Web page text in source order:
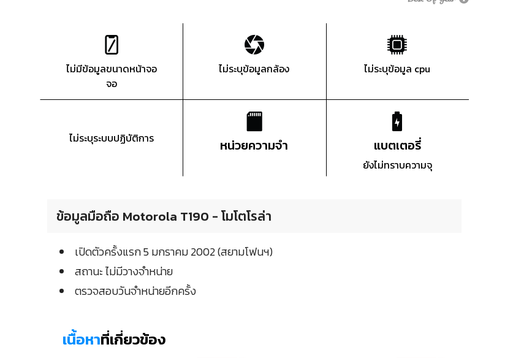
ไม่มีข้อมูลขนาดหน้าจอ
จอ
ไม่ระบุข้อมูลกล้อง ไม่ระบุข้อมูล cpu
ไม่ระบุระบบปฏิบัติการ หน่วยความจำ แบตเตอรี่
ยังไม่ทราบความจุ
ข้อมูลมือถือ Motorola T190 - โมโตโรล่า
เปิดตัวครั้งแรก 5 มกราคม 2002 (สยามโฟนฯ)
สถานะ ไม่มีวางจำหน่าย
ตรวจสอบวันจำหน่ายอีกครั้ง
เนื้อหาที่เกี่ยวข้อง